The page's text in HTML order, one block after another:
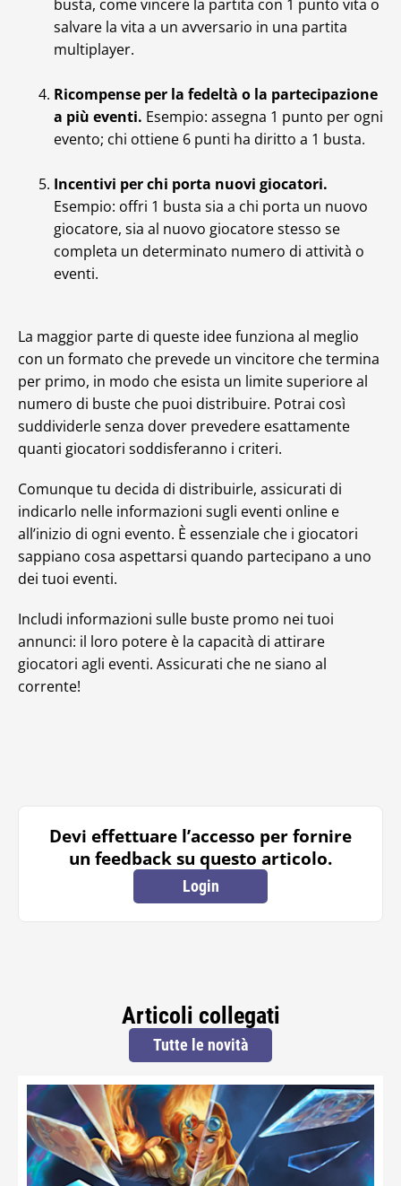
busta, come vincere la partita con 1 punto vita o
salvare la vita a un avversario in una partita
multiplayer.
Ricompense per la fedeltà o la partecipazione
a più eventi. Esempio: assegna 1 punto per ogni
evento; chi ottiene 6 punti ha diritto a 1 busta.
Incentivi per chi porta nuovi giocatori.
Esempio: offri 1 busta sia a chi porta un nuovo
giocatore, sia al nuovo giocatore stesso se
completa un determinato numero di attività o
eventi.
La maggior parte di queste idee funziona al meglio
con un formato che prevede un vincitore che termina
per primo, in modo che esista un limite superiore al
numero di buste che puoi distribuire. Potrai così
suddividerle senza dover prevedere esattamente
quanti giocatori soddisferanno i criteri.
Comunque tu decida di distribuirle, assicurati di
indicarlo nelle informazioni sugli eventi online e
all’inizio di ogni evento. È essenziale che i giocatori
sappiano cosa aspettarsi quando partecipano a uno
dei tuoi eventi.
Includi informazioni sulle buste promo nei tuoi
annunci: il loro potere è la capacità di attirare
giocatori agli eventi. Assicurati che ne siano al
corrente!
Devi effettuare l’accesso per fornire
un feedback su questo articolo.
Login
Articoli collegati
Tutte le novità